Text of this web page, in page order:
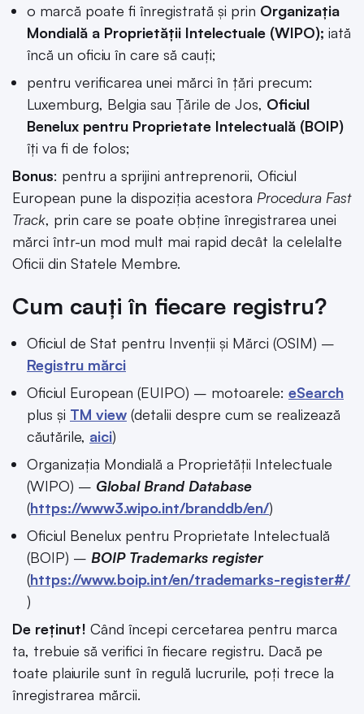
o marcă poate fi înregistrată și prin Organizația
Mondială a Proprietății Intelectuale (WIPO); iată
încă un oficiu în care să cauți;
pentru verificarea unei mărci în țări precum:
Luxemburg, Belgia sau Țările de Jos, Oficiul
Benelux pentru Proprietate Intelectuală (BOIP)
îți va fi de folos;
Bonus: pentru a sprijini antreprenorii, Oficiul
European pune la dispoziția acestora Procedura Fast
Track, prin care se poate obține înregistrarea unei
mărci într-un mod mult mai rapid decât la celelalte
Oficii din Statele Membre.
Cum cauți în fiecare registru?
Oficiul de Stat pentru Invenții și Mărci (OSIM) –
Registru mărci
Oficiul European (EUIPO) – motoarele: eSearch
plus și TM view (detalii despre cum se realizează
căutările, aici)
Organizația Mondială a Proprietății Intelectuale
(WIPO) – Global Brand Database
(https://www3.wipo.int/branddb/en/)
Oficiul Benelux pentru Proprietate Intelectuală
(BOIP) – BOIP Trademarks register
(https://www.boip.int/en/trademarks-register#/
)
De reținut! Când începi cercetarea pentru marca
ta, trebuie să verifici în fiecare registru. Dacă pe
toate plaiurile sunt în regulă lucrurile, poți trece la
înregistrarea mărcii.